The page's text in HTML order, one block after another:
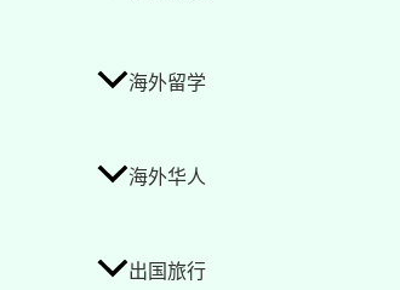
海外留学
海外华人
出国旅行